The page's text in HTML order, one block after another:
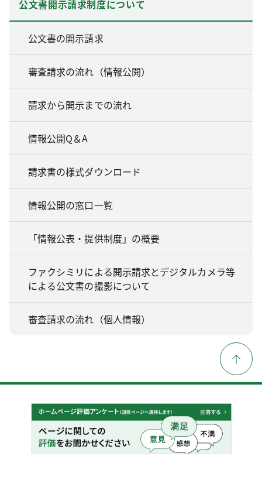
公文書開示請求制度について
公文書の開示請求
審査請求の流れ（情報公開）
請求から開示までの流れ
情報公開Q＆A
請求書の様式ダウンロード
情報公開の窓口一覧
「情報公表・提供制度」の概要
ファクシミリによる開示請求とデジタルカメラ等
による公文書の撮影について
審査請求の流れ（個人情報）